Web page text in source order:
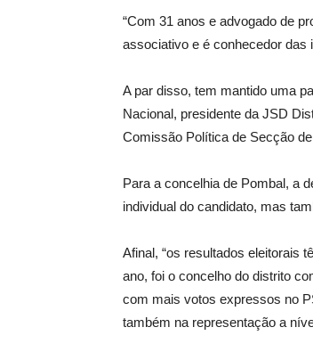
“Com 31 anos e advogado de
associativo e é conhecedor das
A par disso, tem mantido uma
Nacional, presidente da JSD
Comissão Política de Secção
Para a concelhia de Pombal, a
individual do candidato, mas
Afinal, “os resultados eleitorais
ano, foi o concelho do distrito
com mais votos expressos no
também na representação a